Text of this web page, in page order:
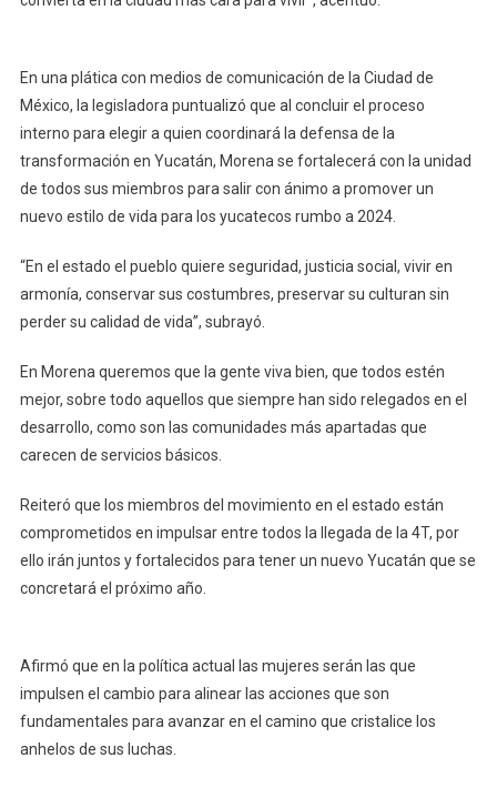
En una plática con medios de comunicación de la Ciudad de
México, la legisladora puntualizó que al concluir el proceso
interno para elegir a quien coordinará la defensa de la
transformación en Yucatán, Morena se fortalecerá con la unidad
de todos sus miembros para salir con ánimo a promover un
nuevo estilo de vida para los yucatecos rumbo a 2024.
“En el estado el pueblo quiere seguridad, justicia social, vivir en
armonía, conservar sus costumbres, preservar su culturan sin
perder su calidad de vida”, subrayó.
En Morena queremos que la gente viva bien, que todos estén
mejor, sobre todo aquellos que siempre han sido relegados en el
desarrollo, como son las comunidades más apartadas que
carecen de servicios básicos.
Reiteró que los miembros del movimiento en el estado están
comprometidos en impulsar entre todos la llegada de la 4T, por
ello irán juntos y fortalecidos para tener un nuevo Yucatán que se
concretará el próximo año.
Afirmó que en la política actual las mujeres serán las que
impulsen el cambio para alinear las acciones que son
fundamentales para avanzar en el camino que cristalice los
anhelos de sus luchas.